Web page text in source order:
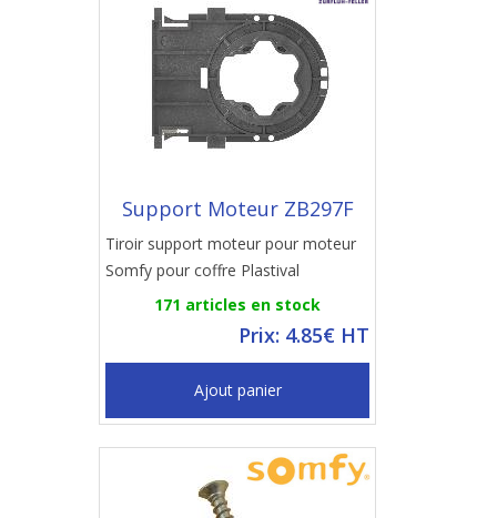
Support Moteur ZB297F
Tiroir support moteur pour moteur
Somfy pour coffre Plastival
171 articles en stock
Prix: 4.85€ HT
Ajout panier